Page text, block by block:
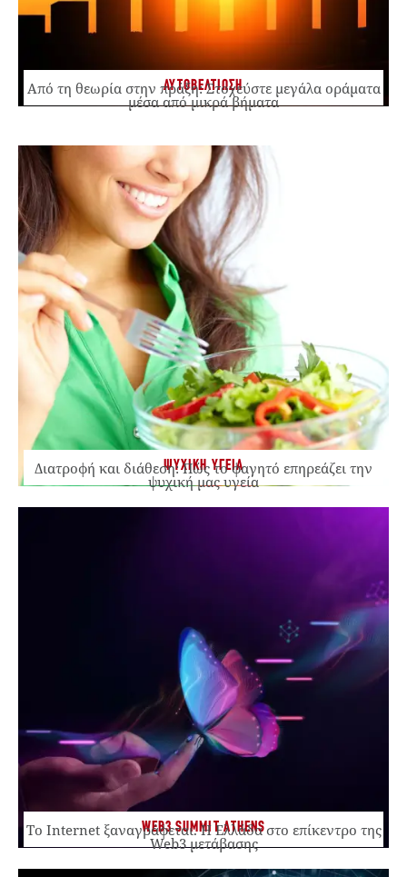
ΑΥΤΟΒΕΛΤΙΩΣΗ
Από τη θεωρία στην πράξη: Στοχεύστε μεγάλα οράματα
μέσα από μικρά βήματα
ΨΥΧΙΚΗ ΥΓΕΙΑ
Διατροφή και διάθεση: Πώς το φαγητό επηρεάζει την
ψυχική μας υγεία
WEB3 SUMMIT ATHENS
Το Internet ξαναγράφεται. Η Ελλάδα στο επίκεντρο της
Web3 μετάβασης